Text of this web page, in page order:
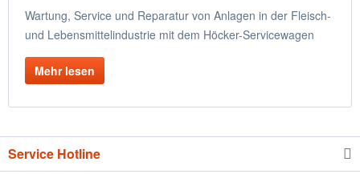
Wartung, Service und Reparatur von Anlagen in der Fleisch-
und Lebensmittelindustrie mit dem Höcker-Servicewagen
Mehr lesen
Service Hotline